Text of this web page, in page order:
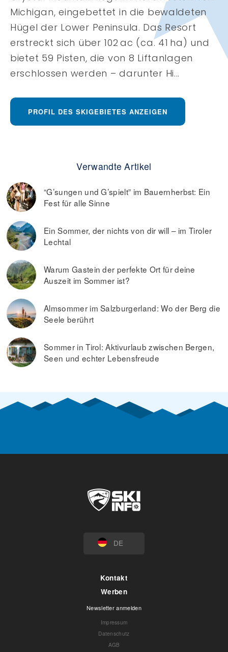
Michigan, eingebettet in die bewaldeten
Hügel der Lower Peninsula. Das Resort
erstreckt sich über 102 ac (ca. 41 ha) und
bietet 59 Pisten, die von 8 Liftanlagen
erschlossen werden – darunter Hi...
PROFIL DES SKIGEBIETES ANZEIGEN
Verwandte Artikel
“G’sungen und G’spielt” im Bauernherbst: Ein
Fest für alle Sinne
Ein Sommer, der nichts von dir will – im Tiroler
Lechtal
Warum Gastein der perfekte Ort für deine
Auszeit im Sommer ist?
Almsommer im Salzburgerland: Wo der Berg die
Seele berührt
Sommer in Tirol: Aktivurlaub zwischen Bergen,
Seen und echter Lebensfreude
DE
Kontakt
Werben
Newsletter anmelden
Impressum
Datenschutz
AGB